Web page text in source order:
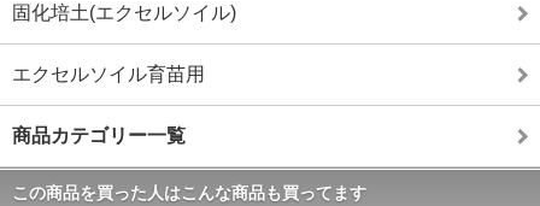
固化培土(エクセルソイル)
エクセルソイル育苗用
商品カテゴリー一覧
この商品を買った人はこんな商品も買ってます